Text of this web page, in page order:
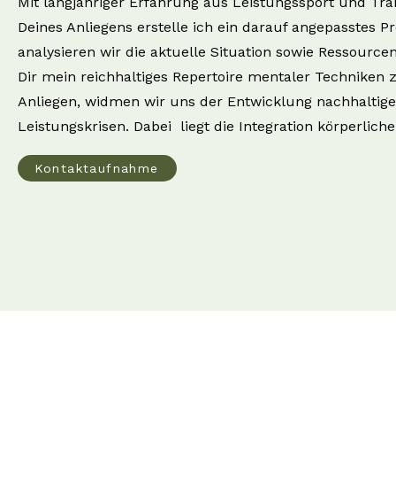
Deines Anliegens erstelle ich ein darauf angepasstes
analysieren wir die aktuelle Situation sowie
Dir mein reichhaltiges Repertoire mentaler
Anliegen, widmen wir uns der Entwicklung
Leistungskrisen. Dabei liegt die Integration
Kontaktaufnahme